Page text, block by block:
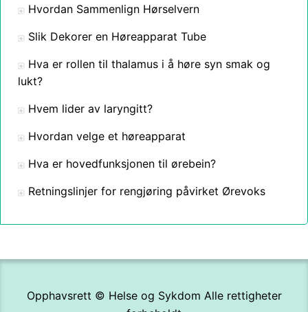
Hvordan Sammenlign Hørselvern
Slik Dekorer en Høreapparat Tube
Hva er rollen til thalamus i å høre syn smak og
lukt?
Hvem lider av laryngitt?
Hvordan velge et høreapparat
Hva er hovedfunksjonen til ørebein?
Retningslinjer for rengjøring påvirket Ørevoks
Opphavsrett © Helse og Sykdom Alle rettigheter